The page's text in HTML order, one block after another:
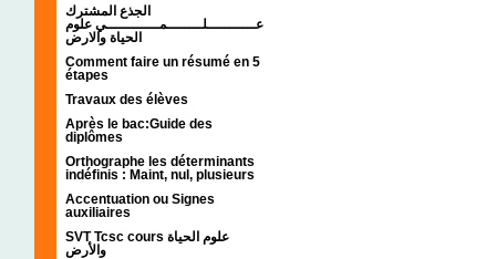
الجذع المشترك
عـــــــــــلــــــــمــــــــــــي علوم
الحياة والارض
Comment faire un résumé en 5
étapes
Travaux des élèves
Après le bac:Guide des
diplômes
Orthographe les déterminants
indéfinis : Maint, nul, plusieurs
Accentuation ou Signes
auxiliaires
SVT Tcsc cours علوم الحياة
والأرض